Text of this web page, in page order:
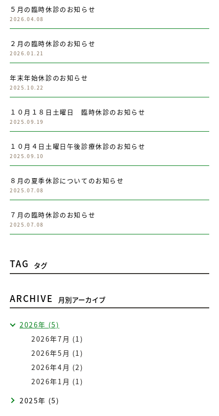
５月の臨時休診のお知らせ
2026.04.08
２月の臨時休診のお知らせ
2026.01.21
年末年始休診のお知らせ
2025.10.22
１０月１８日土曜日 臨時休診のお知らせ
2025.09.19
１０月４日土曜日午後診療休診のお知らせ
2025.09.10
８月の夏季休診についてのお知らせ
2025.07.08
７月の臨時休診のお知らせ
2025.07.08
TAG タグ
ARCHIVE 月別アーカイブ
2026年 (5)
2026年7月 (1)
2026年5月 (1)
2026年4月 (2)
2026年1月 (1)
2025年 (5)